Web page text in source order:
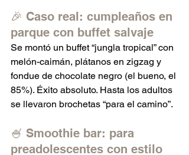
🎉 Caso real: cumpleaños en
parque con buffet salvaje
Se montó un buffet “jungla tropical” con
melón-caimán, plátanos en zigzag y
fondue de chocolate negro (el bueno, el
85%). Éxito absoluto. Hasta los adultos
se llevaron brochetas “para el camino”.
🍧 Smoothie bar: para
preadolescentes con estilo